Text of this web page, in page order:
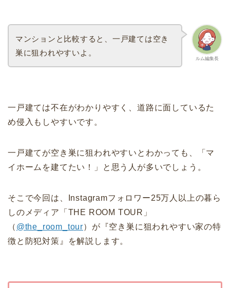
ルム編集長
マンションと比較すると、一戸建ては空き
巣に狙われやすいよ。
一戸建ては不在がわかりやすく、道路に面しているた
め侵入もしやすいです。
一戸建てが空き巣に狙われやすいとわかっても、「マ
イホームを建てたい！」と思う人が多いでしょう。
そこで今回は、Instagramフォロワー25万人以上の暮ら
しのメディア「THE ROOM TOUR」
（ @the_room_tour）が『空き巣に狙われやすい家の特
徴と防犯対策』を解説します。